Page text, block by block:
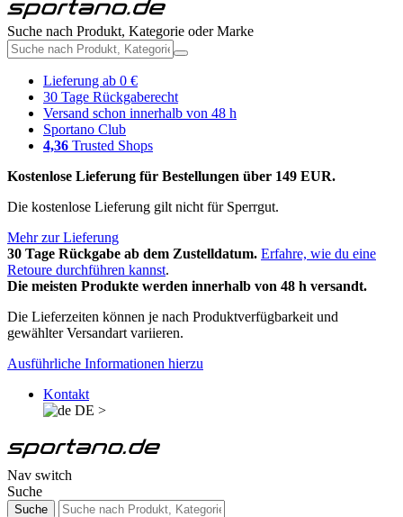
Suche nach Produkt, Kategorie oder Marke
Lieferung ab 0 €
30 Tage Rückgaberecht
Versand schon innerhalb von 48 h
Sportano Club
4,36 Trusted Shops
Kostenlose Lieferung für Bestellungen über 149 EUR.
Die kostenlose Lieferung gilt nicht für Sperrgut.
Mehr zur Lieferung
30 Tage Rückgabe ab dem Zustelldatum. Erfahre, wie du eine
Retoure durchführen kannst.
Die meisten Produkte werden innerhalb von 48 h versandt.
Die Lieferzeiten können je nach Produktverfügbarkeit und
gewählter Versandart variieren.
Ausführliche Informationen hierzu
Kontakt
DE >
Nav switch
Suche
Suche